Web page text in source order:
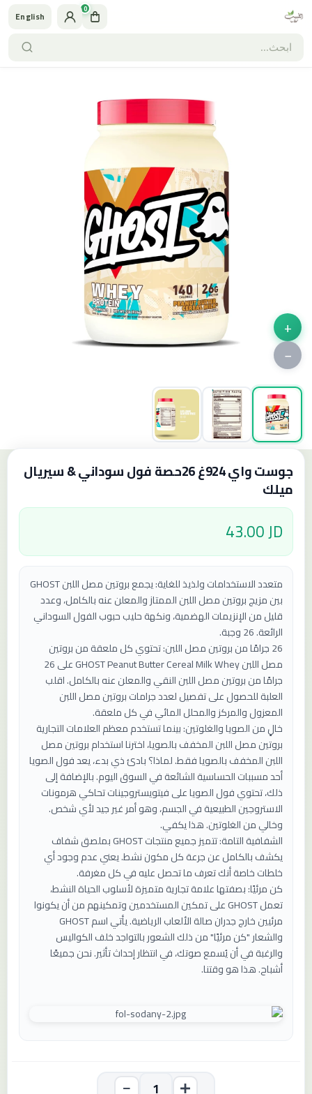
0
English
+
−
جوست واي 924غ 26حصة فول سوداني & سيريال
ميلك
43.00 JD
متعدد الاستخدامات ولذيذ للغاية: يجمع بروتين مصل اللبن GHOST
بين مزيج بروتين مصل اللبن الممتاز والمعلن عنه بالكامل، وعدد
قليل من الإنزيمات الهضمية، ونكهة حليب حبوب الفول السوداني
الرائعة. 26 وجبة.
26 جرامًا من بروتين مصل اللبن: تحتوي كل ملعقة من بروتين
مصل اللبن GHOST Peanut Butter Cereal Milk Whey على 26
جرامًا من بروتين مصل اللبن النقي والمعلن عنه بالكامل. اقلب
العلبة للحصول على تفصيل لعدد جرامات بروتين مصل اللبن
المعزول والمركز والمحلل المائي في كل ملعقة.
خالٍ من الصويا والغلوتين: بينما تستخدم معظم العلامات التجارية
بروتين مصل اللبن المخفف بالصويا، اخترنا استخدام بروتين مصل
اللبن المخفف بالصويا فقط. لماذا؟ بادئ ذي بدء، يعد فول الصويا
أحد مسببات الحساسية الشائعة في السوق اليوم. بالإضافة إلى
ذلك، تحتوي فول الصويا على فيتويستروجينات تحاكي هرمونات
الاستروجين الطبيعية في الجسم، وهو أمر غير جيد لأي شخص.
وخالي من الغلوتين. هذا يكفي.
الشفافية التامة: تتميز جميع منتجات GHOST بملصق شفاف
يكشف بالكامل عن جرعة كل مكون نشط. يعني عدم وجود أي
خلطات خاصة أنك تعرف ما تحصل عليه في كل مغرفة.
كن مرئيًا: بصفتها علامة تجارية متميزة لأسلوب الحياة النشط،
تعمل GHOST على تمكين المستخدمين وتمكينهم من أن يكونوا
مرئيين خارج جدران صالة الألعاب الرياضية. يأتي اسم GHOST
والشعار "كن مرئيًا" من ذلك الشعور بالتواجد خلف الكواليس
والرغبة في أن يُسمع صوتك، في انتظار إحداث تأثير. نحن جميعًا
أشباح. هذا هو وقتنا.